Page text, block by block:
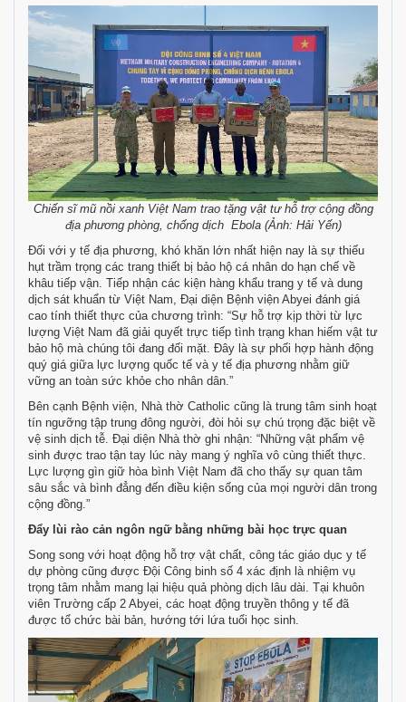
Chiến sĩ mũ nồi xanh Việt Nam trao tặng vật tư hỗ trợ cộng đồng
địa phương phòng, chống dịch Ebola (Ảnh: Hải Yến)
Đối với y tế địa phương, khó khăn lớn nhất hiện nay là sự thiếu
hụt trầm trọng các trang thiết bị bảo hộ cá nhân do hạn chế về
khâu tiếp vận. Tiếp nhận các kiện hàng khẩu trang y tế và dung
dịch sát khuẩn từ Việt Nam, Đại diện Bệnh viện Abyei đánh giá
cao tính thiết thực của chương trình: “Sự hỗ trợ kịp thời từ lực
lượng Việt Nam đã giải quyết trực tiếp tình trạng khan hiếm vật tư
bảo hộ mà chúng tôi đang đối mặt. Đây là sự phối hợp hành động
quý giá giữa lực lượng quốc tế và y tế địa phương nhằm giữ
vững an toàn sức khỏe cho nhân dân.”
Bên cạnh Bệnh viện, Nhà thờ Catholic cũng là trung tâm sinh hoạt
tín ngưỡng tập trung đông người, đòi hỏi sự chú trọng đặc biệt về
vệ sinh dịch tễ. Đại diện Nhà thờ ghi nhận: “Những vật phẩm vệ
sinh được trao tận tay lúc này mang ý nghĩa vô cùng thiết thực.
Lực lượng gìn giữ hòa bình Việt Nam đã cho thấy sự quan tâm
sâu sắc và bình đẳng đến điều kiện sống của mọi người dân trong
cộng đồng.”
Đẩy lùi rào cản ngôn ngữ bằng những bài học trực quan
Song song với hoạt động hỗ trợ vật chất, công tác giáo dục y tế
dự phòng cũng được Đội Công binh số 4 xác định là nhiệm vụ
trọng tâm nhằm mang lại hiệu quả phòng dịch lâu dài. Tại khuôn
viên Trường cấp 2 Abyei, các hoạt động truyền thông y tế đã
được tổ chức bài bản, hướng tới lứa tuổi học sinh.